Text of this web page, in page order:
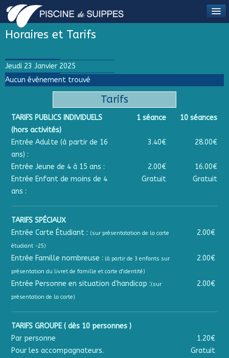
Horaires et Tarifs
Jeudi 23 Janvier 2025
Aucun évènement trouvé
Tarifs
TARIFS PUBLICS INDIVIDUELS
(hors activités)
1 séance 10 séances
Entrée Adulte (à partir de 16
ans) :
3.40€ 28.00€
Entrée Jeune de 4 à 15 ans : 2.00€
16.00€
Entrée Enfant de moins de 4
ans :
Gratuit Gratuit
TARIFS SPÉCIAUX
Entrée Carte Étudiant : (sur présentatation de la carte
étudiant -25)
2.00€
Entrée Famille nombreuse : (à partir de 3 enfants sur
présentation du livret de famille et carte d'identité)
2.00€
Entrée Personne en situation d'handicap :(sur
présentation de la carte)
2.00€
TARIFS GROUPE ( dès 10 personnes )
Par personne
1.20€
Pour les accompagnateurs.
Gratuit